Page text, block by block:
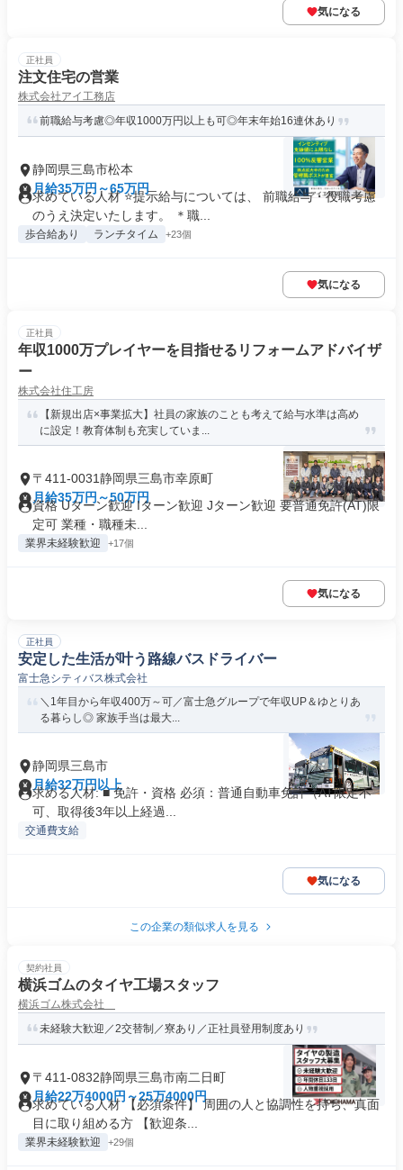
気になる
正社員
注文住宅の営業
株式会社アイ工務店
前職給与考慮◎年収1000万円以上も可◎年末年始16連休あり
静岡県三島市松本
月給35万円～65万円
求めている人材 ⭐提示給与については、 前職給与・役職考慮
のうえ決定いたします。 ＊職...
歩合給あり ランチタイム +23個
気になる
正社員
年収1000万プレイヤーを目指せるリフォームアドバイザ
ー
株式会社住工房
【新規出店×事業拡大】社員の家族のことも考えて給与水準は高め
に設定！教育体制も充実していま...
〒411-0031静岡県三島市幸原町
月給35万円～50万円
資格 Uターン歓迎 Iターン歓迎 Jターン歓迎 要普通免許(AT)限
定可 業種・職種未...
業界未経験歓迎 +17個
気になる
正社員
安定した生活が叶う路線バスドライバー
富士急シティバス株式会社
＼1年目から年収400万～可／富士急グループで年収UP＆ゆとりあ
る暮らし◎ 家族手当は最大...
静岡県三島市
月給32万円以上
求める人材: ■ 免許・資格 必須：普通自動車免許（AT限定不
可、取得後3年以上経過...
交通費支給
気になる
この企業の類似求人を見る
契約社員
横浜ゴムのタイヤ工場スタッフ
横浜ゴム株式会社
未経験大歓迎／2交替制／寮あり／正社員登用制度あり
〒411-0832静岡県三島市南二日町
月給22万4000円～25万4000円
求めている人材 【必須条件】 周囲の人と協調性を持ち、真面
目に取り組める方 【歓迎条...
業界未経験歓迎 +29個